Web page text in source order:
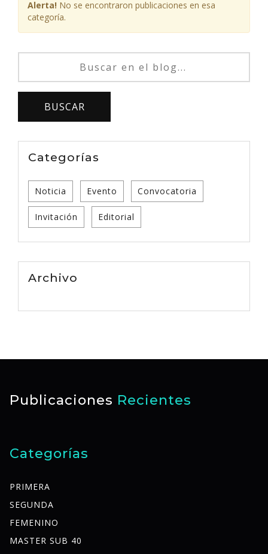
Alerta! No se encontraron publicaciones en esa
categoría.
Categorías
Noticia Evento Convocatoria
Invitación Editorial
Archivo
Publicaciones Recientes
Categorías
PRIMERA
SEGUNDA
FEMENINO
MASTER SUB 40